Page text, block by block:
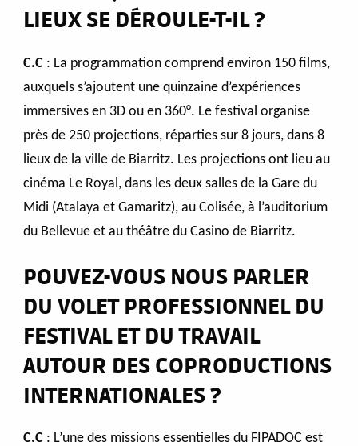
LIEUX SE DÉROULE-T-IL ?
C.C: La programmation comprend environ 150 films,
auxquels s’ajoutent une quinzaine d’expériences
immersives en 3D ou en 360°. Le festival organise
près de 250 projections, réparties sur 8 jours, dans 8
lieux de la ville de Biarritz. Les projections ont lieu au
cinéma Le Royal, dans les deux salles de la Gare du
Midi (Atalaya et Gamaritz), au Colisée, à l’auditorium
du Bellevue et au théâtre du Casino de Biarritz.
POUVEZ-VOUS NOUS PARLER
DU VOLET PROFESSIONNEL DU
FESTIVAL ET DU TRAVAIL
AUTOUR DES COPRODUCTIONS
INTERNATIONALES ?
C.C: L’une des missions essentielles du FIPADOC est